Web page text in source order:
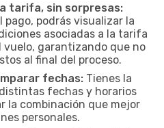
tarifa, sin sorpresas:
podrás visualizar la
asociadas a la tarifa
vuelo, garantizando que no
al final del proceso.
fechas: Tienes la
fechas y horarios
la combinación que mejor
personales.